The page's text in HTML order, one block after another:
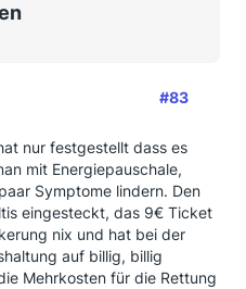
#83
nur festgestellt dass es
mit Energiepauschale,
Symptome lindern. Den
eingesteckt, das 9€ Ticket
nix und hat bei der
auf billig, billig
Mehrkosten für die Rettung